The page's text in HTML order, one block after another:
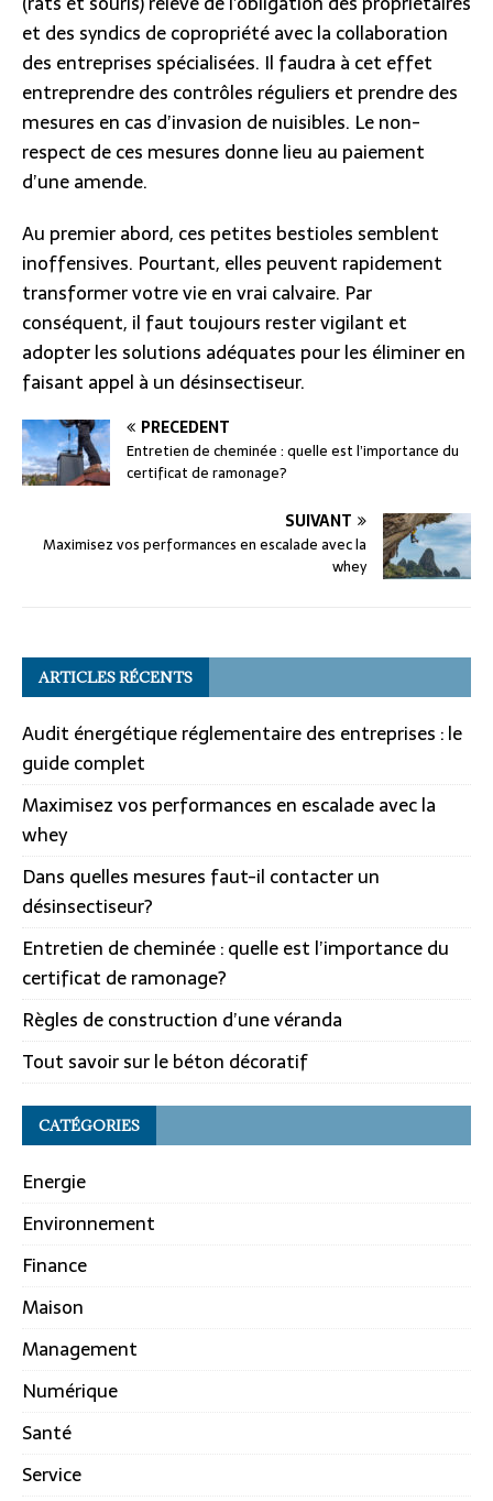
et des syndics de copropriété avec la collaboration
des entreprises spécialisées. Il faudra à cet effet
entreprendre des contrôles réguliers et prendre des
mesures en cas d’invasion de nuisibles. Le non-
respect de ces mesures donne lieu au paiement
d’une amende.
Au premier abord, ces petites bestioles semblent
inoffensives. Pourtant, elles peuvent rapidement
transformer votre vie en vrai calvaire. Par
conséquent, il faut toujours rester vigilant et
adopter les solutions adéquates pour les éliminer en
faisant appel à un désinsectiseur.
PRÉCÉDENT
Entretien de cheminée : quelle est l’importance du
certificat de ramonage?
SUIVANT
Maximisez vos performances en escalade avec la
whey
ARTICLES RÉCENTS
Audit énergétique réglementaire des entreprises : le
guide complet
Maximisez vos performances en escalade avec la
whey
Dans quelles mesures faut-il contacter un
désinsectiseur?
Entretien de cheminée : quelle est l’importance du
certificat de ramonage?
Règles de construction d’une véranda
Tout savoir sur le béton décoratif
CATÉGORIES
Energie
Environnement
Finance
Maison
Management
Numérique
Santé
Service